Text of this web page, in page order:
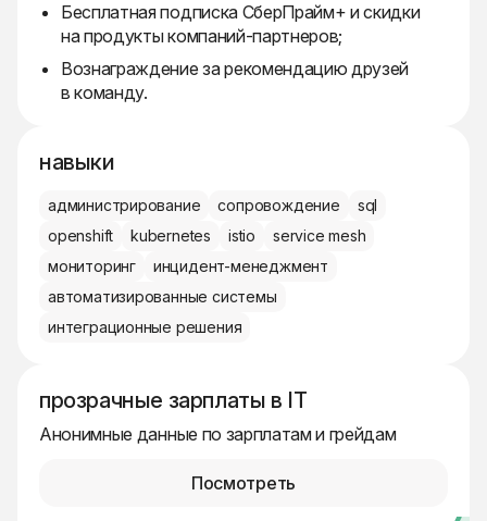
Бесплатная подписка СберПрайм+ и скидки
на продукты компаний-партнеров;
Вознаграждение за рекомендацию друзей
в команду.
навыки
администрирование сопровождение
sql
openshift
kubernetes istio
service mesh
мониторинг
инцидент-менеджмент
автоматизированные системы
интеграционные решения
прозрачные зарплаты в IT
Анонимные данные по зарплатам и грейдам
Посмотреть